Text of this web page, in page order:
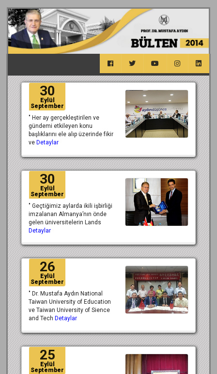
30
Eylül
September
" Her ay gerçekleştirilen ve
gündemi etkileyen konu
başlıklarını ele alıp üzerinde fikir
ve Detaylar
30
Eylül
September
" Geçtiğimiz aylarda ikili işbirliği
imzalanan Almanya’nın önde
gelen üniversitelerin Lands
Detaylar
26
Eylül
September
" Dr. Mustafa Aydın National
Taiwan University of Education
ve Taiwan University of Sience
and Tech Detaylar
25
Eylül
September